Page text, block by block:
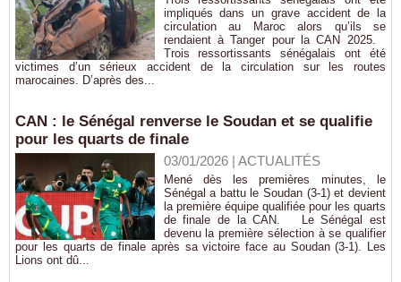
impliqués dans un grave accident de la
circulation au Maroc alors qu’ils se
rendaient à Tanger pour la CAN 2025.
Trois ressortissants sénégalais ont été
victimes d’un sérieux accident de la circulation sur les routes
marocaines. D’après des...
CAN : le Sénégal renverse le Soudan et se qualifie
pour les quarts de finale
03/01/2026| ACTUALITÉS
Mené dès les premières minutes, le
Sénégal a battu le Soudan (3-1) et devient
la première équipe qualifiée pour les quarts
de finale de la CAN. Le Sénégal est
devenu la première sélection à se qualifier
pour les quarts de finale après sa victoire face au Soudan (3-1). Les
Lions ont dû...